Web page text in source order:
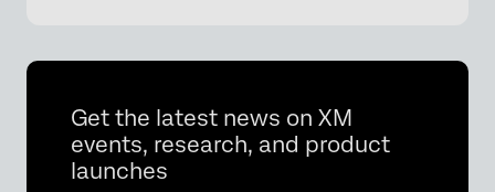
Get the latest news on XM
events, research, and product
launches